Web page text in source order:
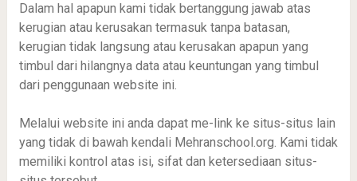
Dalam hal apapun kami tidak bertanggung jawab atas
kerugian atau kerusakan termasuk tanpa batasan,
kerugian tidak langsung atau kerusakan apapun yang
timbul dari hilangnya data atau keuntungan yang timbul
dari penggunaan website ini.
Melalui website ini anda dapat me-link ke situs-situs lain
yang tidak di bawah kendali Mehranschool.org. Kami tidak
memiliki kontrol atas isi, sifat dan ketersediaan situs-